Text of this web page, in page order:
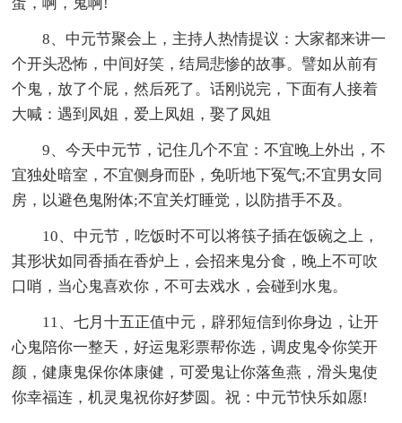
8、中元节聚会上，主持人热情提议：大家都来讲一
个开头恐怖，中间好笑，结局悲惨的故事。譬如从前有
个鬼，放了个屁，然后死了。话刚说完，下面有人接着
大喊：遇到凤姐，爱上凤姐，娶了凤姐
9、今天中元节，记住几个不宜：不宜晚上外出，不
宜独处暗室，不宜侧身而卧，免听地下冤气;不宜男女同
房，以避色鬼附体;不宜关灯睡觉，以防措手不及。
10、中元节，吃饭时不可以将筷子插在饭碗之上，
其形状如同香插在香炉上，会招来鬼分食，晚上不可吹
口哨，当心鬼喜欢你，不可去戏水，会碰到水鬼。
11、七月十五正值中元，辟邪短信到你身边，让开
心鬼陪你一整天，好运鬼彩票帮你选，调皮鬼令你笑开
颜，健康鬼保你体康健，可爱鬼让你落鱼燕，滑头鬼使
你幸福连，机灵鬼祝你好梦圆。祝：中元节快乐如愿!